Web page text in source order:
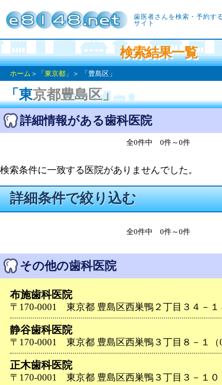
歯医者さんを検索・予約す
サイト
検索結果一覧
ホーム ＞ 「東京都」 ＞ 「豊島区」
「東京都豊島区」
詳細情報がある歯科医院
全0件中 0件～0件
検索条件に一致する医院がありませんでした。
詳細条件で絞り込む
全0件中 0件～0件
その他の歯科医院
布施歯科医院
〒170-0001 東京都 豊島区西巣鴨２丁目３４－１
静谷歯科医院
〒170-0001 東京都 豊島区西巣鴨３丁目８－１（
正木歯科医院
〒170-0001 東京都 豊島区西巣鴨３丁目３－１０